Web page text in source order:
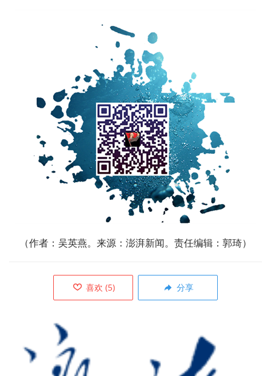
（作者： 吴英燕。来源：澎湃新闻。责任编辑：郭琦）
喜欢 (5) 分享